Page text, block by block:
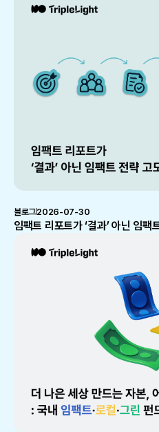
블로그2026-07-30
임팩트 리포트가 ‘결과’ 아닌 임팩